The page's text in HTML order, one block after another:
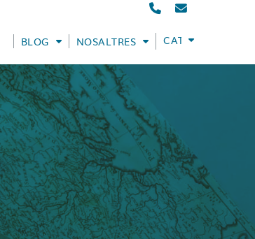
BLOG NOSALTRES CATALÀ